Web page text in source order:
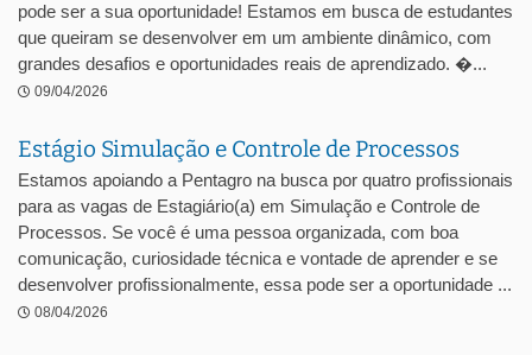
pode ser a sua oportunidade! Estamos em busca de estudantes
que queiram se desenvolver em um ambiente dinâmico, com
grandes desafios e oportunidades reais de aprendizado. �...
09/04/2026
Estágio Simulação e Controle de Processos
Estamos apoiando a Pentagro na busca por quatro profissionais
para as vagas de Estagiário(a) em Simulação e Controle de
Processos. Se você é uma pessoa organizada, com boa
comunicação, curiosidade técnica e vontade de aprender e se
desenvolver profissionalmente, essa pode ser a oportunidade ...
08/04/2026